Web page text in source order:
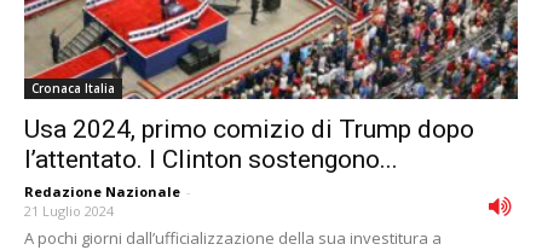
Cronaca Italia
Usa 2024, primo comizio di Trump dopo
l’attentato. I Clinton sostengono...
Redazione Nazionale -
21 Luglio 2024
A pochi giorni dall’ufficializzazione della sua investitura a